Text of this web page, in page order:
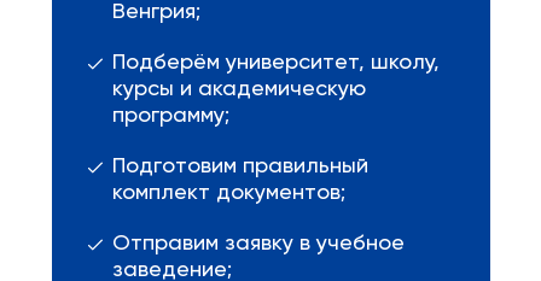
Венгрия;
Подберём университет, школу,
курсы и академическую
программу;
Подготовим правильный
комплект документов;
Отправим заявку в учебное
заведение;